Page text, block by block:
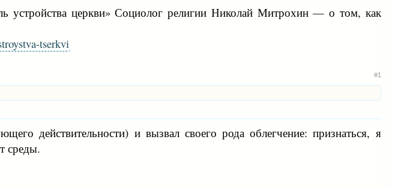
устройства церкви» Социолог религии Николай Митрохин — о том, как
tserkvi
#1
действительности) и вызвал своего рода облегчение: признаться, я
среды.